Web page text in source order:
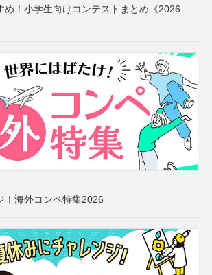
め！小学生向けコンテストまとめ《2026
！海外コンペ特集2026